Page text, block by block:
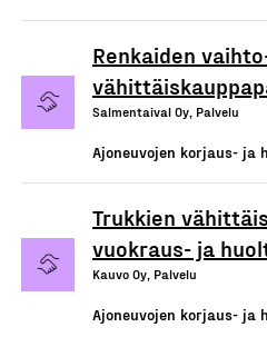
Renkaiden
Salmentaival Oy, Palvelu
Ajoneuvojen korjaus- ja
Trukkien
vuokraus- ja
Kauvo Oy, Palvelu
Ajoneuvojen korjaus- ja